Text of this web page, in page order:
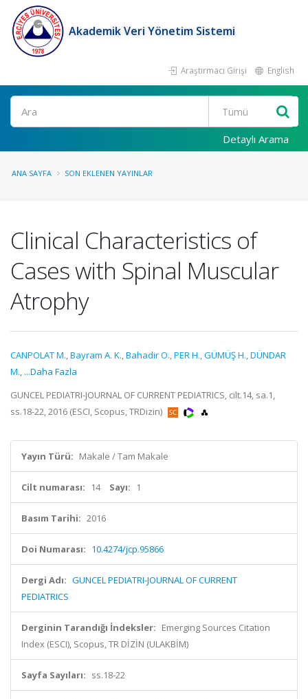
Akademik Veri Yönetim Sistemi
Araştırmacı Girişi English
Ara
Detaylı Arama
ANA SAYFA SON EKLENEN YAYINLAR
Clinical Characteristics of
Cases with Spinal Muscular
Atrophy
CANPOLAT M.,Bayram A. K.,Bahadir O.,PER H.,GÜMÜŞ H.,DÜNDAR
M., ...Daha Fazla
GUNCEL PEDIATRI-JOURNAL OF CURRENT PEDIATRICS, cilt.14, sa.1,
ss.18-22, 2016 (ESCI, Scopus, TRDizin)
Yayın Türü: Makale / Tam Makale
Cilt numarası: 14 Sayı: 1
Basım Tarihi: 2016
Doi Numarası: 10.4274/jcp.95866
Dergi Adı: GUNCEL PEDIATRI-JOURNAL OF CURRENT
PEDIATRICS
Derginin Tarandığı İndeksler: Emerging Sources Citation
Index (ESCI), Scopus, TR DİZİN (ULAKBİM)
Sayfa Sayıları: ss.18-22